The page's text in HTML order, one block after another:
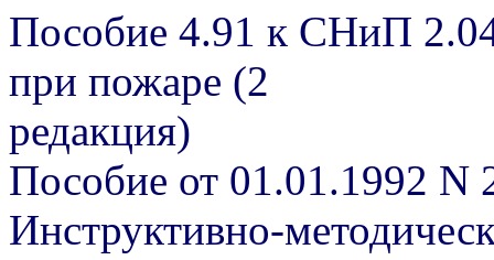
Пособие 4.91 к СНиП
при пожаре (2
редакция)
Пособие от 01.01.1992 N
Инструктивно-